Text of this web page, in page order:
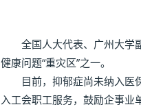
全国人大代表、广州大学副
健康问题“重灾区”之一。
目前，抑郁症尚未纳入医保
入工会职工服务，鼓励企事